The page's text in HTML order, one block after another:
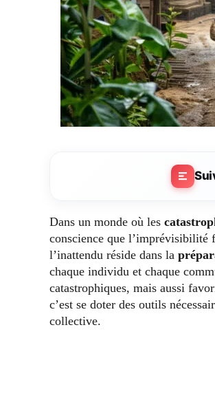
Dans un monde où les
conscience que l’imprévisibilité
l’inattendu réside dans la
chaque individu et chaque
catastrophiques, mais aussi
c’est se doter des outils
collective.